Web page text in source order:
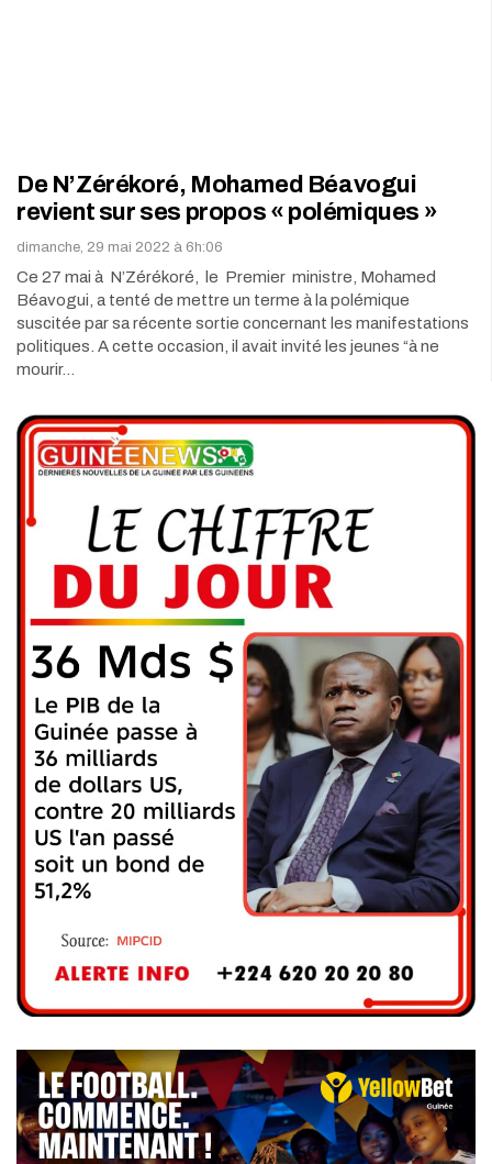
De N’Zérékoré, Mohamed Béavogui
revient sur ses propos « polémiques »
dimanche, 29 mai 2022 à 6h:06
Ce 27 mai à N’Zérékoré, le Premier ministre, Mohamed
Béavogui, a tenté de mettre un terme à la polémique
suscitée par sa récente sortie concernant les manifestations
politiques. A cette occasion, il avait invité les jeunes “à ne
mourir…